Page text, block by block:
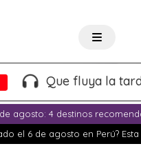
Que fluya la tarde! -
agosto: 4 destinos
el 6 de agosto en Perú?